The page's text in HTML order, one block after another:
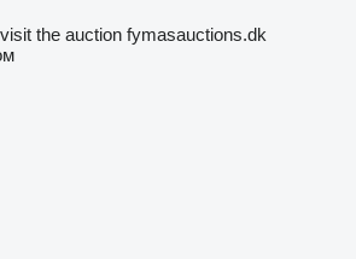
the auction fymasauctions.dk